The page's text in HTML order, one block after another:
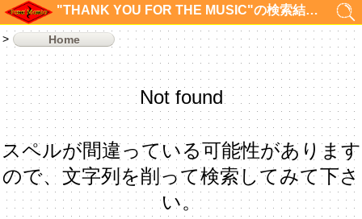
"THANK YOU FOR THE MUSIC"の検索結果 0件
Home
Not found
スペルが間違っている可能性があります
ので、文字列を削って検索してみて下さ
い。